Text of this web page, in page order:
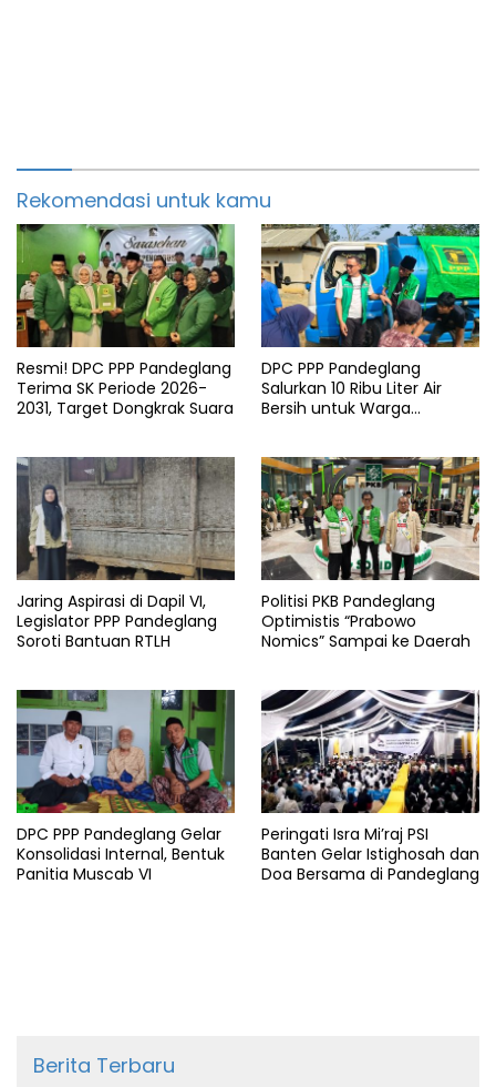
Rekomendasi untuk kamu
Resmi! DPC PPP Pandeglang
Terima SK Periode 2026-
2031, Target Dongkrak Suara
DPC PPP Pandeglang
Salurkan 10 Ribu Liter Air
Bersih untuk Warga
Jaring Aspirasi di Dapil VI,
Legislator PPP Pandeglang
Soroti Bantuan RTLH
Politisi PKB Pandeglang
Optimistis “Prabowo
Nomics” Sampai ke Daerah
DPC PPP Pandeglang Gelar
Konsolidasi Internal, Bentuk
Panitia Muscab VI
Peringati Isra Mi’raj PSI
Banten Gelar Istighosah dan
Doa Bersama di Pandeglang
Berita Terbaru